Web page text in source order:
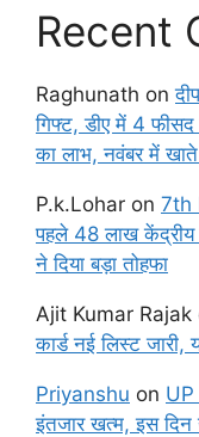
Recent
Raghunath on
गिफ्ट, डीए में 4 फीसद
का लाभ, नवंबर में खाते
P.k.Lohar on 7th
पहले 48 लाख केंद्रीय
ने दिया बड़ा तोहफा
Ajit Kumar Rajak
कार्ड नई लिस्ट
Priyanshu on
इंतजार खत्म, इस दिन